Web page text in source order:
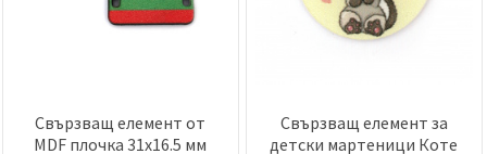
Свързващ елемент от
MDF плочка 31x16.5 мм
Свързващ елемент за
детски мартеници Коте